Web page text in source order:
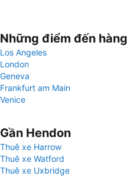
Những điểm đến
Los Angeles
London
Geneva
Frankfurt am Main
Venice
Gần Hendon
Thuê xe Harrow
Thuê xe Watford
Thuê xe Uxbridge